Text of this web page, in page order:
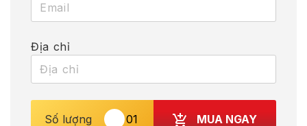
Địa chỉ
Số lượng MUA NGAY